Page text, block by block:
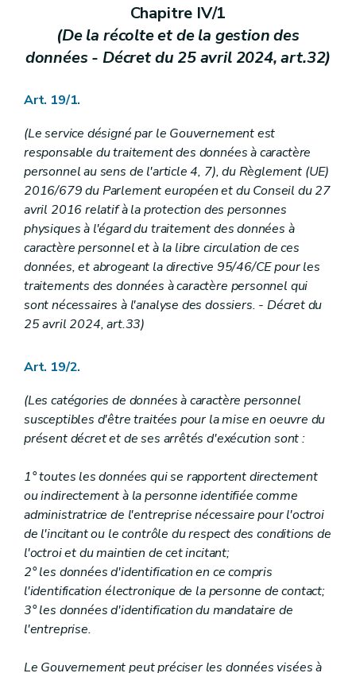
Chapitre IV/1
(De la récolte et de la gestion des
données - Décret du 25 avril 2024, art.32)
Art. 19/1.
(Le service désigné par le Gouvernement est
responsable du traitement des données à caractère
personnel au sens de l'article 4, 7), du Règlement (UE)
2016/679 du Parlement européen et du Conseil du 27
avril 2016 relatif à la protection des personnes
physiques à l'égard du traitement des données à
caractère personnel et à la libre circulation de ces
données, et abrogeant la directive 95/46/CE pour les
traitements des données à caractère personnel qui
sont nécessaires à l'analyse des dossiers. - Décret du
25 avril 2024, art.33)
Art. 19/2.
(Les catégories de données à caractère personnel
susceptibles d'être traitées pour la mise en oeuvre du
présent décret et de ses arrêtés d'exécution sont :
1° toutes les données qui se rapportent directement
ou indirectement à la personne identifiée comme
administratrice de l'entreprise nécessaire pour l'octroi
de l'incitant ou le contrôle du respect des conditions de
l'octroi et du maintien de cet incitant;
2° les données d'identification en ce compris
l'identification électronique de la personne de contact;
3° les données d'identification du mandataire de
l'entreprise.
Le Gouvernement peut préciser les données visées à